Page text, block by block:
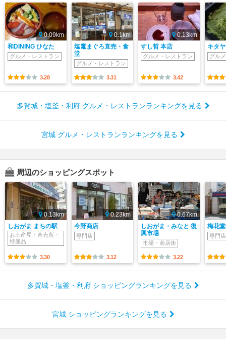
0.09km
和DINING ひなた
グルメ・レストラン
3.28
0.1km
塩竃まぐろ直売・食
堂
グルメ・レストラン
3.31
0.13km
すし哲 本店
グルメ・レストラン
3.42
キタ
グル
多賀城・塩釜・利府 グルメ・レストランランキングを見る
宮城 グルメ・レストランランキングを見る
周辺のショッピングスポット
0.13km
しおがま まちの駅
お土産屋・直売所・
特産品
3.30
0.23km
今野商店
専門店
3.12
0.67km
しおがま・みなと 復
興市場
市場・商店街
3.22
梅花
専門店
多賀城・塩釜・利府 ショッピングランキングを見る
宮城 ショッピングランキングを見る